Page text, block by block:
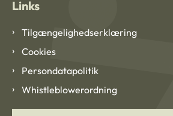
Links
Tilgængelighedserklæring
Cookies
Persondatapolitik
Whistleblowerordning